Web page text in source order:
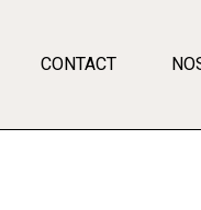
CONTACT